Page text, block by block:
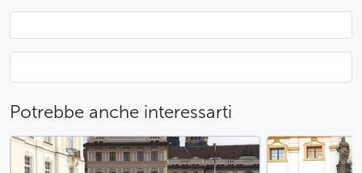
Potrebbe anche interessarti